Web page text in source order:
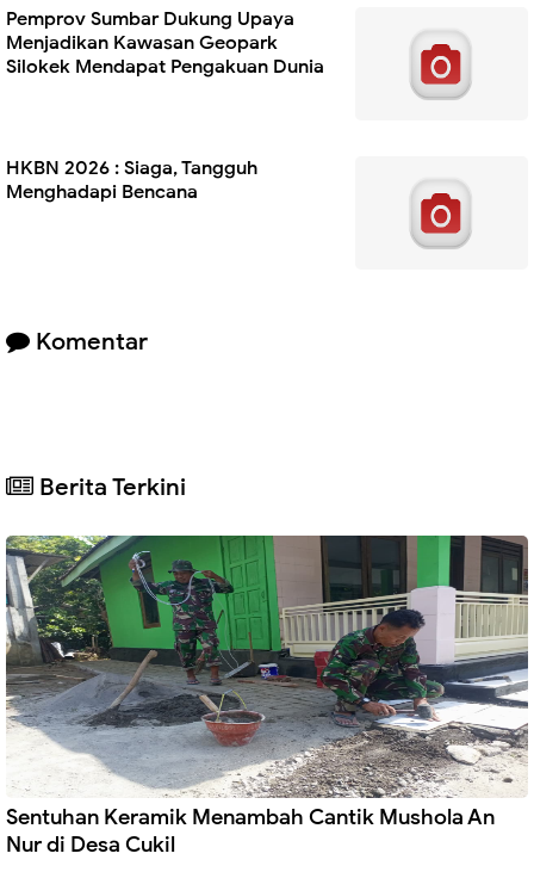
Pemprov Sumbar Dukung Upaya
Menjadikan Kawasan Geopark
Silokek Mendapat Pengakuan Dunia
HKBN 2026 : Siaga, Tangguh
Menghadapi Bencana
Komentar
Berita Terkini
Sentuhan Keramik Menambah Cantik Mushola An
Nur di Desa Cukil